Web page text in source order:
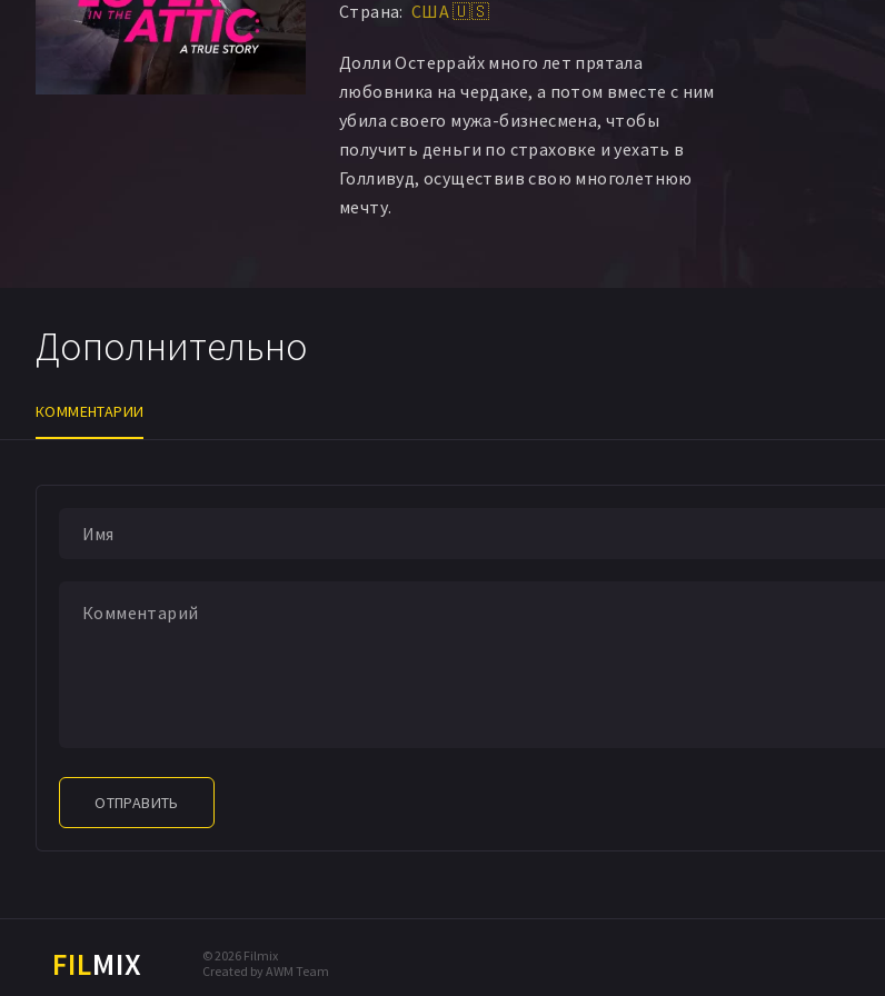
Страна: США 🇺🇸
Долли Остеррайх много лет прятала
любовника на чердаке, а потом вместе с ним
убила своего мужа-бизнесмена, чтобы
получить деньги по страховке и уехать в
Голливуд, осуществив свою многолетнюю
мечту.
Дополнительно
КОММЕНТАРИИ
ОТПРАВИТЬ
FILMIX
© 2026 Filmix
Created by AWM Team